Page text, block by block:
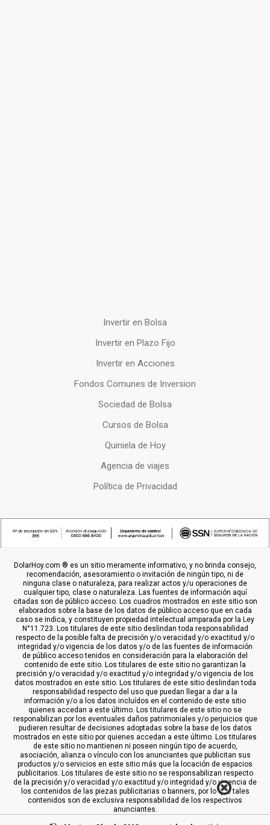
Invertir en Bolsa
Invertir en Plazo Fijo
Invertir en Acciones
Fondos Comunes de Inversion
Sociedad de Bolsa
Cursos de Bolsa
Quiniela de Hoy
Agencia de viajes
Política de Privacidad
DolarHoy.com ® es un sitio meramente informativo, y no brinda consejo,
recomendación, asesoramiento o invitación de ningún tipo, ni de
ninguna clase o naturaleza, para realizar actos y/u operaciones de
cualquier tipo, clase o naturaleza. Las fuentes de información aquí
citadas son de público acceso. Los cuadros mostrados en este sitio son
elaborados sobre la base de los datos de público acceso que en cada
caso se indica, y constituyen propiedad intelectual amparada por la Ley
N°11.723. Los titulares de este sitio deslindan toda responsabilidad
respecto de la posible falta de precisión y/o veracidad y/o exactitud y/o
integridad y/o vigencia de los datos y/o de las fuentes de información
de público acceso tenidos en consideración para la elaboración del
contenido de este sitio. Los titulares de este sitio no garantizan la
precisión y/o veracidad y/o exactitud y/o integridad y/o vigencia de los
datos mostrados en este sitio. Los titulares de este sitio deslindan toda
responsabilidad respecto del uso que puedan llegar a dar a la
información y/o a los datos incluídos en el contenido de este sitio
quienes accedan a este último. Los titulares de este sitio no se
responabilizan por los eventuales daños patrimoniales y/o perjuicios que
pudieren resultar de decisiones adoptadas sobre la base de los datos
mostrados en este sitio por quienes accedan a este último. Los titulares
de este sitio no mantienen ni poseen ningún tipo de acuerdo,
asociación, alianza o vínculo con los anunciantes que publicitan sus
productos y/o servicios en este sitio más que la locación de espacios
publicitarios. Los titulares de este sitio no se responsabilizan respecto
de la precisión y/o veracidad y/o exactitud y/o integridad y/o vigencia de
los contenidos de las piezas publicitarias o banners, por lo que tales
contenidos son de exclusiva responsabilidad de los respectivos
anunciantes.